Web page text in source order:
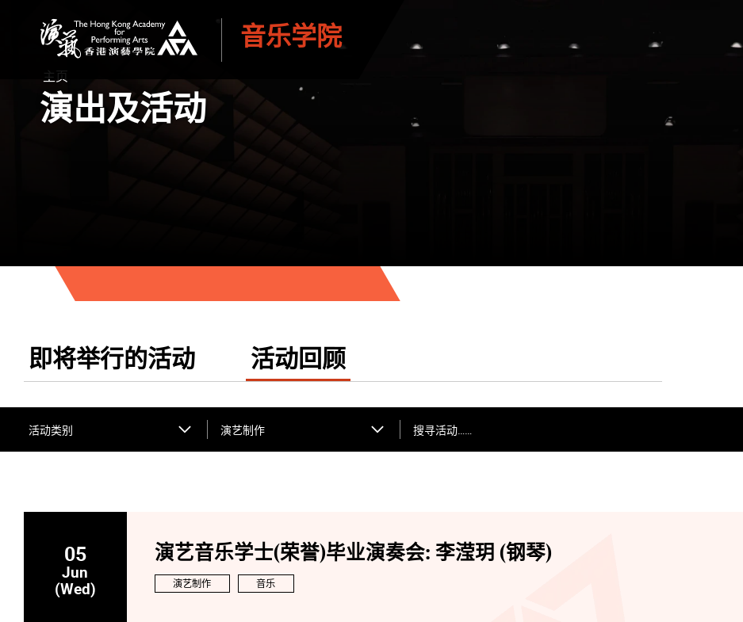
音乐学院
主页
演出及活动
即将举行的活动 活动回顾
活动类别 演艺制作
搜寻活动……
05
Jun
(Wed)
演艺音乐学士(荣誉)毕业演奏会: 李滢玥 (钢琴)
演艺制作 音乐